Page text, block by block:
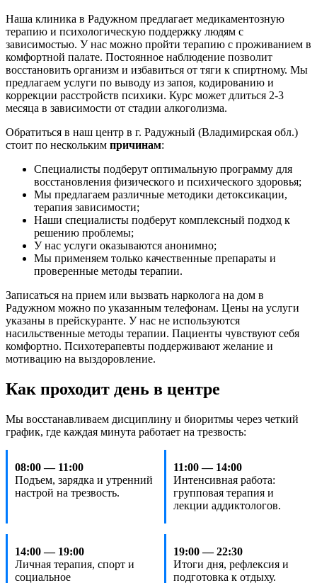
Наша клиника в Радужном предлагает медикаментозную
терапию и психологическую поддержку людям с
зависимостью. У нас можно пройти терапию с проживанием в
комфортной палате. Постоянное наблюдение позволит
восстановить организм и избавиться от тяги к спиртному. Мы
предлагаем услуги по выводу из запоя, кодированию и
коррекции расстройств психики. Курс может длиться 2-3
месяца в зависимости от стадии алкоголизма.
Обратиться в наш центр в г. Радужный (Владимирская обл.)
стоит по нескольким причинам:
Специалисты подберут оптимальную программу для
восстановления физического и психического здоровья;
Мы предлагаем различные методики детоксикации,
терапия зависимости;
Наши специалисты подберут комплексный подход к
решению проблемы;
У нас услуги оказываются анонимно;
Мы применяем только качественные препараты и
проверенные методы терапии.
Записаться на прием или вызвать нарколога на дом в
Радужном можно по указанным телефонам. Цены на услуги
указаны в прейскуранте. У нас не используются
насильственные методы терапии. Пациенты чувствуют себя
комфортно. Психотерапевты поддерживают желание и
мотивацию на выздоровление.
Как проходит день в центре
Мы восстанавливаем дисциплину и биоритмы через четкий
график, где каждая минута работает на трезвость:
08:00 — 11:00
Подъем, зарядка и утренний
настрой на трезвость.
11:00 — 14:00
Интенсивная работа:
групповая терапия и
лекции аддиктологов.
14:00 — 19:00
Личная терапия, спорт и
социальное
19:00 — 22:30
Итоги дня, рефлексия и
подготовка к отдыху.